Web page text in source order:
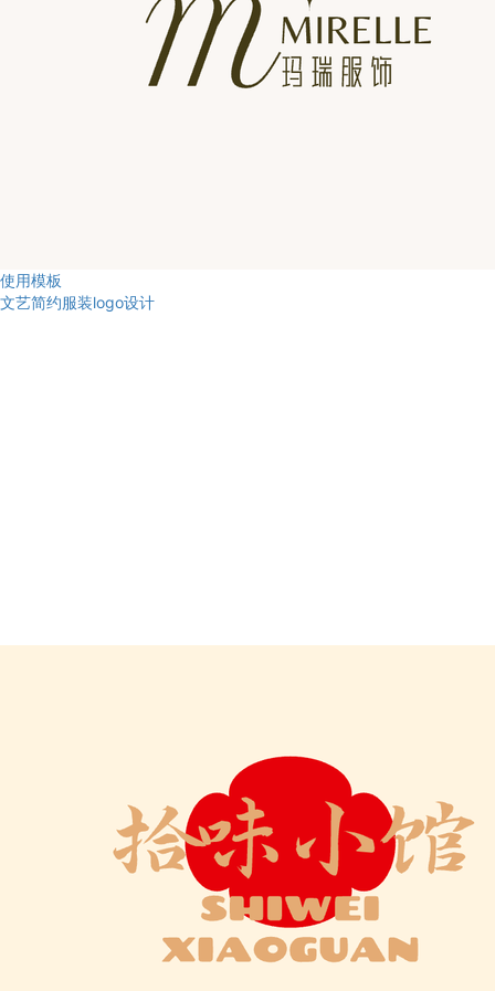
使用模板
文艺简约服装logo设计